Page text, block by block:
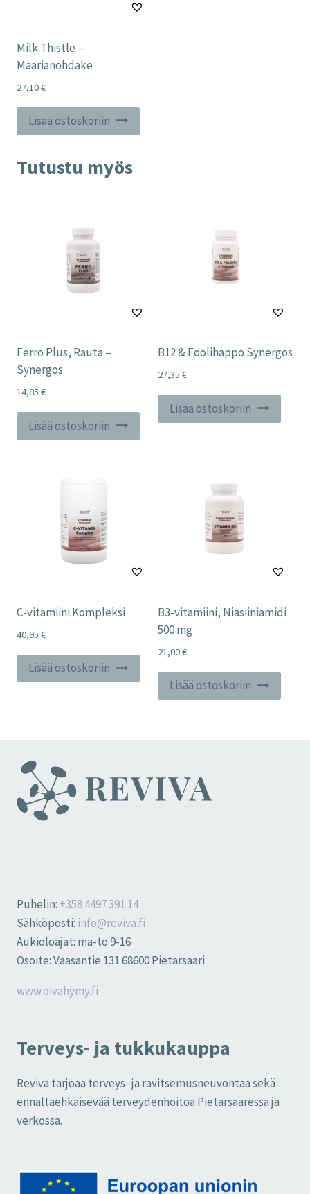
Milk Thistle –
Maarianohdake
27,10€
Lisää ostoskoriin
Tutustu myös
Ferro Plus, Rauta –
Synergos
14,85 €
Lisää ostoskoriin
B12 & Foolihappo Synergos
27,35 €
Lisää ostoskoriin
C-vitamiini Kompleksi
40,95 €
Lisää ostoskoriin
B3-vitamiini, Niasiiniamidi
500 mg
21,00€
Lisää ostoskoriin
Puhelin: +358 4497 391 14
Sähköposti: info@reviva.fi
Aukioloajat: ma-to 9-16
Osoite: Vaasantie 131 68600 Pietarsaari
www.oivahymy.fi
Terveys- ja tukkukauppa
Reviva tarjoaa terveys- ja ravitsemusneuvontaa sekä
ennaltaehkäisevää terveydenhoitoa Pietarsaaressa ja
verkossa.